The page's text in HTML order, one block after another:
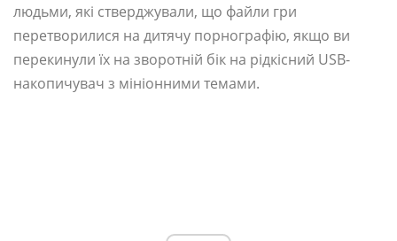
людьми, які стверджували, що файли гри
перетворилися на дитячу порнографію, якщо ви
перекинули їх на зворотній бік на рідкісний USB-
накопичувач з мініонними темами.